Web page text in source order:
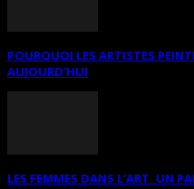
POURQUOI LES ARTISTES
AUJOURD’HUI
LES FEMMES DANS L’ART. UN